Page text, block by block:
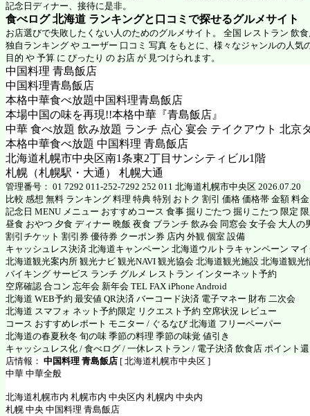
記念日ディナー、接待に是非。
食べログ 北海道 ランキングと口コミで探せるグルメサイト
お店選びで失敗したくない人のためのグルメサイト。 全国 レストラン 飲
独自ランキング や ユーザー 口コミ 写真 をもとに、様々なジャンルの人気
目的 や 予算 に ぴったり の お店 が 見つけられます。
中国料理 青島飯店
中国料理青島飯店
本格中華食べ放題中国料理青島飯店
本場中国の味を再現!!本格中華『青島飯店』
中華 食べ放題 飲み放題 ランチ 点心 宴会 テイクアウト 北京
本格中華食べ放題 中国料理 青島飯店
北海道札幌市中央区南1条東2丁目サンシティビル1階
札幌（札幌駅・大通） 札幌大通
管理番号： 01 7292 011-252-7292 252 011 北海道札幌市中央区 2026.07.20
比較 感想 無料 ランキング 料理 特典 特別 おトク 割引 価格 価格帯 金額 料
記念日 MENU メニュー おすすめコース 食事 掘りごたつ 掘りこたつ 限定
昼食 おやつ 夕食 ディナー 晩飯 夜食 ブランチ 飲み会 同窓会 女子会 大人の
割引チケット 割引券 優待券 クーポン券 店内 外観 個室 設備
キャッシュレス決済 北海道キャンペーン 北海道ウルトラキャンペーン マ
北海道観光案内所 観光ナビ 観光NAVI 観光協会 北海道観光施設 北海道観光
バイキング サービス ランチ グルメ レストラン インターネット予約
空席確認 合コン 忘年会 新年会 TEL FAX iPhone Android
北海道 WEB予約 最安値 QR決済 バーコード決済 電子マネー 財布 二次会
北海道 スマフォ ネット予約限定 リクエスト予約 空席状況 レビュー
コース おすすめレポート モニター / ぐるなび 北海道 フリーペーパー
北海道の春夏秋冬 旬の味 季節の料理 季節の味覚 値引き
キャッシュレス化 / 食べログ / 一休レストラン / 電子決済 飲食店 ポイント
店情報： 中国料理 青島飯店 [ 北海道札幌市中央区 ]
中華 中華全般
北海道札幌市内 札幌市内 中央区内 札幌内 中央内
札幌 中央 中国料理 青島飯店